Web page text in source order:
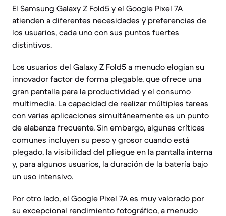
El Samsung Galaxy Z Fold5 y el Google Pixel 7A
atienden a diferentes necesidades y preferencias de
los usuarios, cada uno con sus puntos fuertes
distintivos.
Los usuarios del Galaxy Z Fold5 a menudo elogian su
innovador factor de forma plegable, que ofrece una
gran pantalla para la productividad y el consumo
multimedia. La capacidad de realizar múltiples tareas
con varias aplicaciones simultáneamente es un punto
de alabanza frecuente. Sin embargo, algunas críticas
comunes incluyen su peso y grosor cuando está
plegado, la visibilidad del pliegue en la pantalla interna
y, para algunos usuarios, la duración de la batería bajo
un uso intensivo.
Por otro lado, el Google Pixel 7A es muy valorado por
su excepcional rendimiento fotográfico, a menudo